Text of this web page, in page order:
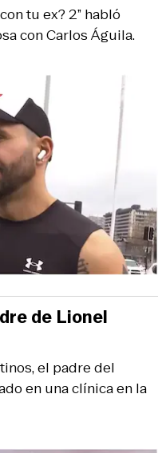
tu ex? 2” habló
con Carlos Águila.
el padre del
en una clínica en la
de Lionel